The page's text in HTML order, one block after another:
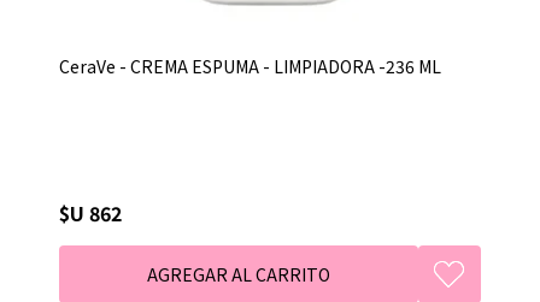
CeraVe - CREMA ESPUMA - LIMPIADORA -236 ML
$U 862